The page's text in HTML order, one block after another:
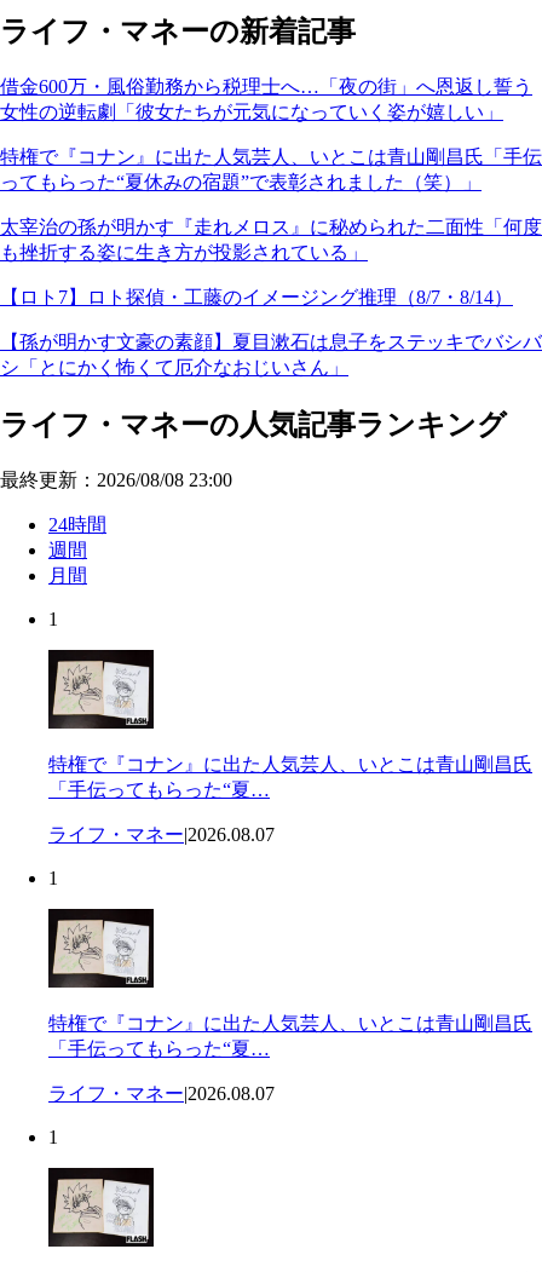
ライフ・マネーの新着記事
借金600万・風俗勤務から税理士へ…「夜の街」へ恩返し誓う
女性の逆転劇「彼女たちが元気になっていく姿が嬉しい」
特権で『コナン』に出た人気芸人、いとこは青山剛昌氏「手伝
ってもらった“夏休みの宿題”で表彰されました（笑）」
太宰治の孫が明かす『走れメロス』に秘められた二面性「何度
も挫折する姿に生き方が投影されている」
【ロト7】ロト探偵・工藤のイメージング推理（8/7・8/14）
【孫が明かす文豪の素顔】夏目漱石は息子をステッキでバシバ
シ「とにかく怖くて厄介なおじいさん」
ライフ・マネーの人気記事ランキング
最終更新：2026/08/08 23:00
24時間
週間
月間
1
特権で『コナン』に出た人気芸人、いとこは青山剛昌氏
「手伝ってもらった“夏…
ライフ・マネー|2026.08.07
1
特権で『コナン』に出た人気芸人、いとこは青山剛昌氏
「手伝ってもらった“夏…
ライフ・マネー|2026.08.07
1